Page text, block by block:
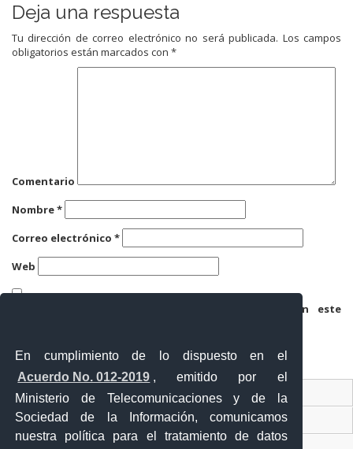
En cumplimiento de lo dispuesto en el
Acuerdo No. 012-2019 , emitido por el
Ministerio de Telecomunicaciones y de la
Sociedad de la Información, comunicamos
nuestra política para el tratamiento de datos
Deja una respuesta
Tu dirección de correo electrónico no será publicada. Los campos
obligatorios están marcados con *
Comentario
Nombre*
Correo electrónico *
Web
Guarda mi nombre, correo electrónico y web en este
Contacto Ciudadano
Ventanilla Única de Comercio Exterior